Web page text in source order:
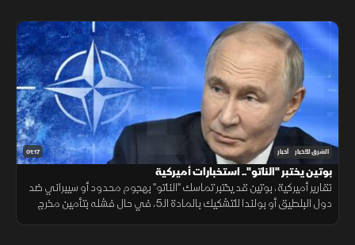
01:17 الشرق للأخبار أخبار
بوتين يختبر "الناتو".. استخبارات أميركية
تقارير أميركية، بوتين قد يختبر تماسك "الناتو" بهجوم محدود أو سيبراني ضد
دول البلطيق أو بولندا للتشكيك بالمادة الـ5، في حال فشله بتأمين مخرج